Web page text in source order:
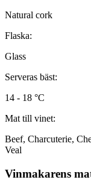
Natural cork
Flaska:
Glass
Serveras bäst:
14 - 18 °C
Mat till vinet:
Beef, Charcuterie,
Veal
Vinmakarens